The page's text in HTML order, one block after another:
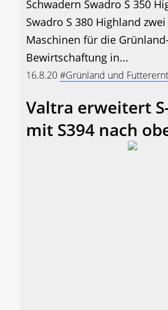
Schwadern Swadro S 350
Swadro S 380 Highland
Maschinen für die Grünland-
Bewirtschaftung in...
16.8.20#Grünland und
Valtra erweitert
mit S394 nach